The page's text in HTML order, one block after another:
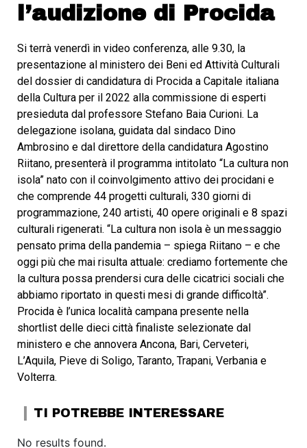
l’audizione di Procida
Si terrà venerdì in video conferenza, alle 9.30, la
presentazione al ministero dei Beni ed Attività Culturali
del dossier di candidatura di Procida a Capitale italiana
della Cultura per il 2022 alla commissione di esperti
presieduta dal professore Stefano Baia Curioni. La
delegazione isolana, guidata dal sindaco Dino
Ambrosino e dal direttore della candidatura Agostino
Riitano, presenterà il programma intitolato “La cultura non
isola” nato con il coinvolgimento attivo dei procidani e
che comprende 44 progetti culturali, 330 giorni di
programmazione, 240 artisti, 40 opere originali e 8 spazi
culturali rigenerati. “La cultura non isola è un messaggio
pensato prima della pandemia – spiega Riitano – e che
oggi più che mai risulta attuale: crediamo fortemente che
la cultura possa prendersi cura delle cicatrici sociali che
abbiamo riportato in questi mesi di grande difficoltà”.
Procida è l’unica località campana presente nella
shortlist delle dieci città finaliste selezionate dal
ministero e che annovera Ancona, Bari, Cerveteri,
L’Aquila, Pieve di Soligo, Taranto, Trapani, Verbania e
Volterra.
TI POTREBBE INTERESSARE
No results found.